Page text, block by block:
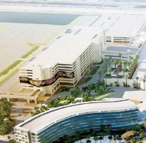
ŞİRKET PANO
SÖYLEŞİ
ÜLKE
YAŞAM